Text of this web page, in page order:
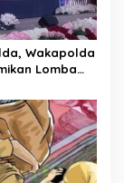
Wakapolda
Lomba
Anak